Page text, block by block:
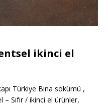
ikinci el
Türkiye Bina sökümü ,
Sıfır / ikinci el ürünler,